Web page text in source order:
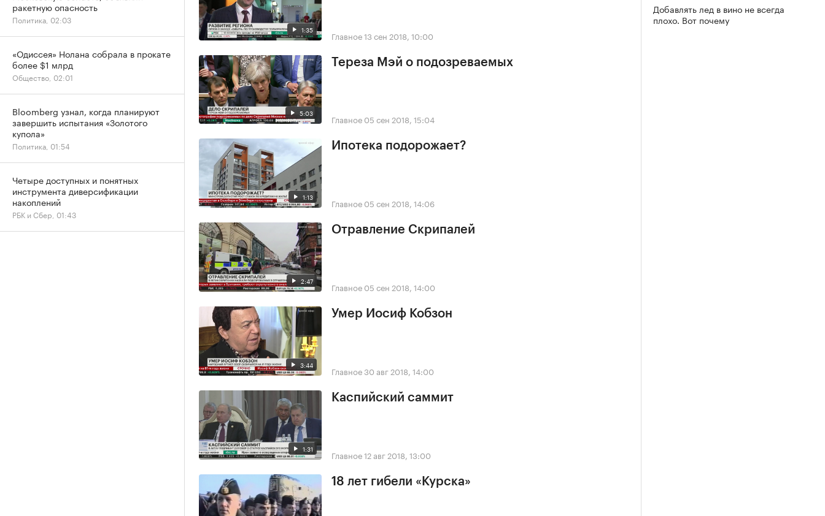
1:35 Главное13 сен 2018, 10:00
5:03
Тереза Мэй о подозреваемых
Главное 05 сен 2018, 15:04
1:13
Ипотека подорожает?
Главное 05 сен 2018, 14:06
2:47
Отравление Скрипалей
Главное 05 сен 2018, 14:00
3:44
Умер Иосиф Кобзон
Главное30 авг 2018, 14:00
1:31
Каспийский саммит
Главное12 авг 2018, 13:00
18 лет гибели «Курска»
Добавлять лед в вино не всегда
плохо. Вот почему
ракетную опасность
Политика, 02:03
«Одиссея» Нолана собрала в прокате
более $1 млрд
Общество, 02:01
Bloomberg узнал, когда планируют
завершить испытания «Золотого
купола»
Политика, 01:54
Четыре доступных и понятных
инструмента диверсификации
накоплений
РБК и Сбер, 01:43